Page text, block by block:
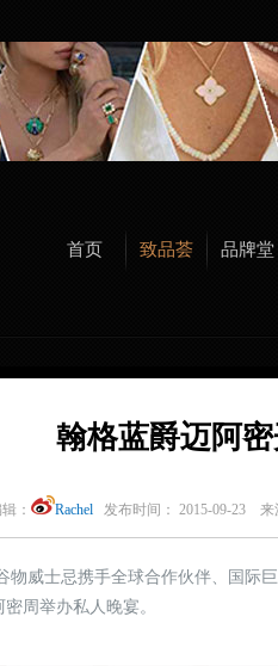
首页 致品荟 品牌堂
翰格蓝爵迈阿
： Rachel 发布时间： 2015-09-23
威士忌携手全球合作伙伴、国际
周举办私人晚宴。